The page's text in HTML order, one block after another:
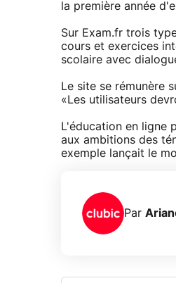
la première année
Sur Exam.fr trois
cours et exercices
scolaire avec
Le site se rémunère
«Les utilisateurs
L'éducation en ligne
aux ambitions des
exemple lançait le
Par